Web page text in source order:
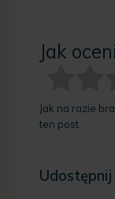
Jak
Jak na razie
ten post.